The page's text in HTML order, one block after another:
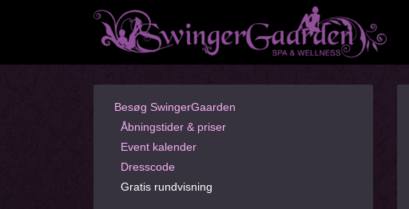
Besøg SwingerGaarden
Åbningstider & priser
Event kalender
Dresscode
Gratis rundvisning